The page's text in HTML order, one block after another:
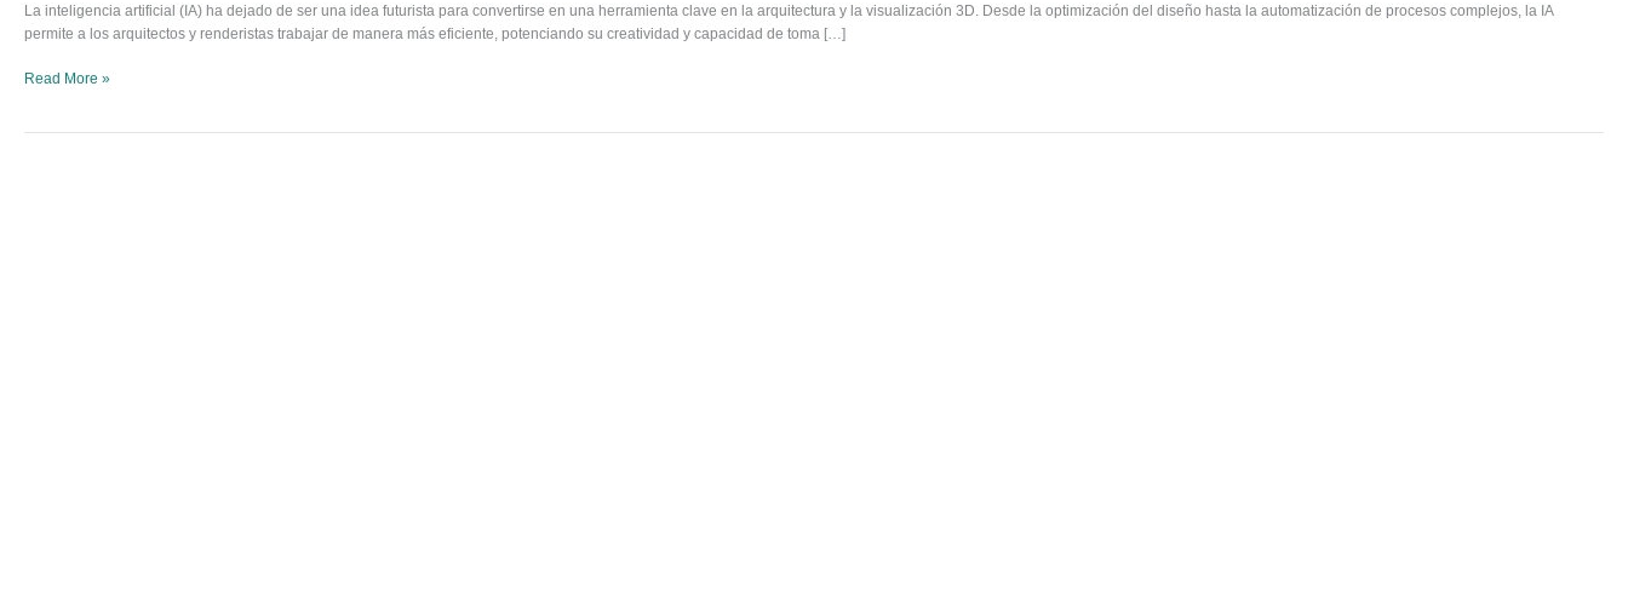
La inteligencia artificial (IA) ha dejado de ser una idea futurista para convertirse en una herramienta clave en la arquitectura y la visualización 3D. Desde la optimización del diseño hasta la automatización de procesos complejos, la IA
permite a los arquitectos y renderistas trabajar de manera más eficiente, potenciando su creatividad y capacidad de toma […]
el
diseño
yRead More »